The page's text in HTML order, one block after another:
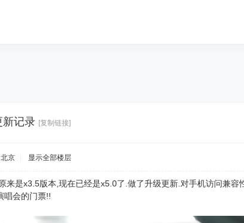
新记录 [复制链接]
北京 显示全部楼层
来是x3.5版本,现在已经是x5.0了.做了升级更新.对手机访问兼容
唱会的门票!!